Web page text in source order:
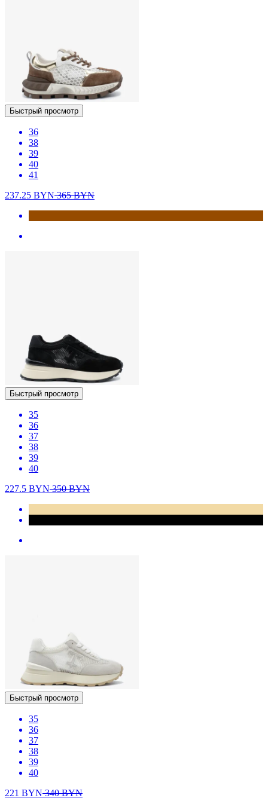
Быстрый просмотр
36
38
39
40
41
237.25 BYN365BYN
Быстрый просмотр
35
36
37
38
39
40
227.5 BYN350BYN
Быстрый просмотр
35
36
37
38
39
40
221 BYN340BYN